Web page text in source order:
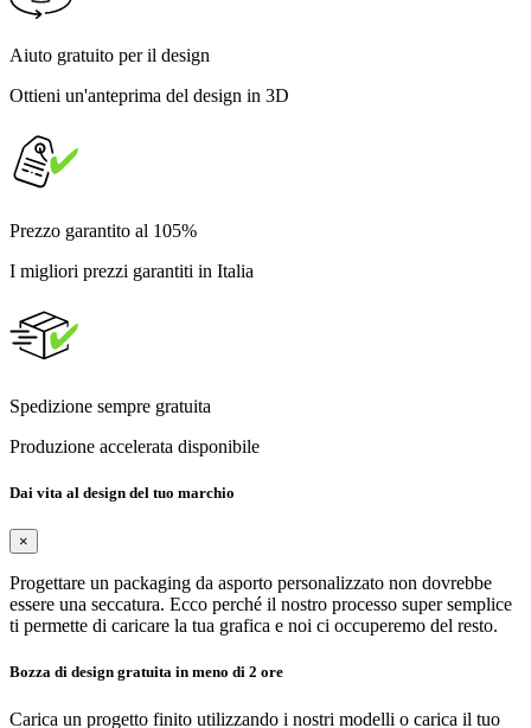
Aiuto gratuito per il design
Ottieni un'anteprima del design in 3D
Prezzo garantito al 105%
I migliori prezzi garantiti in Italia
Spedizione sempre gratuita
Produzione accelerata disponibile
Dai vita al design del tuo marchio
×
Progettare un packaging da asporto personalizzato non dovrebbe
essere una seccatura. Ecco perché il nostro processo super semplice
ti permette di caricare la tua grafica e noi ci occuperemo del resto.
Bozza di design gratuita in meno di 2 ore
Carica un progetto finito utilizzando i nostri modelli o carica il tuo